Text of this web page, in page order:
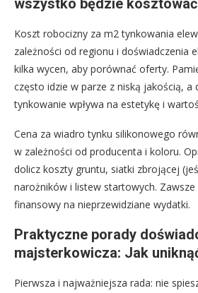
wszystko będzie
Koszt robocizny za m2 tynkowania
zależności od regionu i doświadczenia
kilka wycen, aby porównać oferty.
często idzie w parze z niską jakością, a
tynkowanie wpływa na estetykę i
Cena za wiadro tynku silikonowego
w zależności od producenta i koloru.
dolicz koszty gruntu, siatki zbrojącej
narożników i listew startowych.
finansowy na nieprzewidziane wydatki.
Praktyczne porady
majsterkowicza: Jak
Pierwsza i najważniejsza rada: nie